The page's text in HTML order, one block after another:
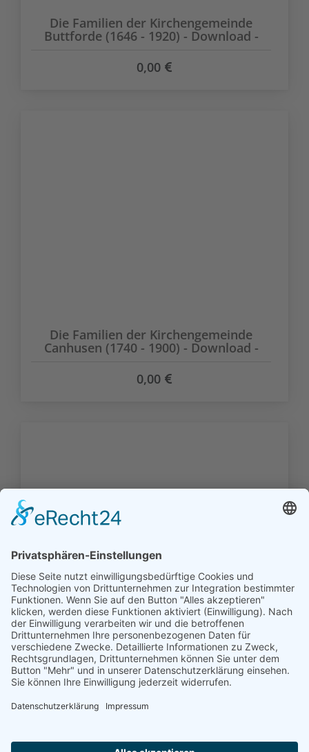
Die Familien der Kirchengemeinde
Buttforde (1646 - 1920) - Download -
0,00
Die Familien der Kirchengemeinde
Canhusen (1740 - 1900) - Download -
0,00
Die Familien der Kirchengemeinde
Carolinensiel - Download -
0,00
‹ 1 2 3 4 5 6 ›